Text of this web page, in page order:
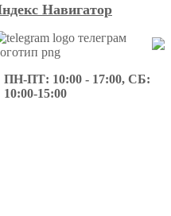
Навигатор
ПН-ПТ: 10:00 - 17:00, СБ:
10:00-15:00